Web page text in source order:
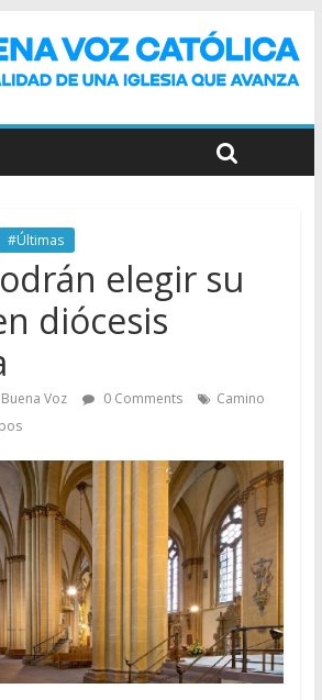
#Últimas
elegir su
diócesis
Buena Voz 0 Comments
Camino